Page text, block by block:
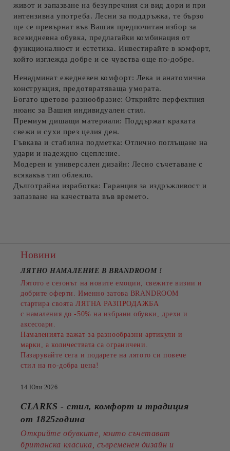
живот и запазване на безупречния си вид дори и при
интензивна употреба. Лесни за поддръжка, те бързо
ще се превърнат във Вашия предпочитан избор за
всекидневна обувка, предлагайки комбинация от
функционалност и естетика. Инвестирайте в комфорт,
който изглежда добре и се чувства още по-добре.
Ненадминат ежедневен комфорт: Лека и анатомична
конструкция, предотвратяваща умората.
Богато цветово разнообразие: Открийте перфектния
нюанс за Вашия индивидуален стил.
Премиум дишащи материали: Поддържат краката
свежи и сухи през целия ден.
Гъвкава и стабилна подметка: Отлично поглъщане на
удари и надеждно сцепление.
Модерен и универсален дизайн: Лесно съчетаване с
всякакъв тип облекло.
Дълготрайна изработка: Гаранция за издръжливост и
запазване на качествата във времето.
Новини
ЛЯТНО НАМАЛЕНИЕ В BRANDROOM !
Лятото е сезонът на новите емоции, свежите визии и
добрите оферти. Именно затова BRANDROOM
стартира своята ЛЯТНА РАЗПРОДАЖБА
с намаления до -50% на избрани обувки, дрехи и
аксесоари.
Намаленията важат за разнообразни артикули и
марки, а количествата са ограничени.
Пазарувайте сега и подарете на лятото си повече
стил на по-добра цена!
14 Юли 2026
CLARKS - стил, комфорт и традиция
от 1825година
Открийте обувките, които съчетават
британска класика, съвременен дизайн и